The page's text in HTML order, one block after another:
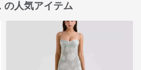
の人気アイテム